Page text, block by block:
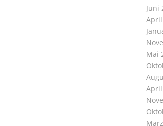
Juni
Mai